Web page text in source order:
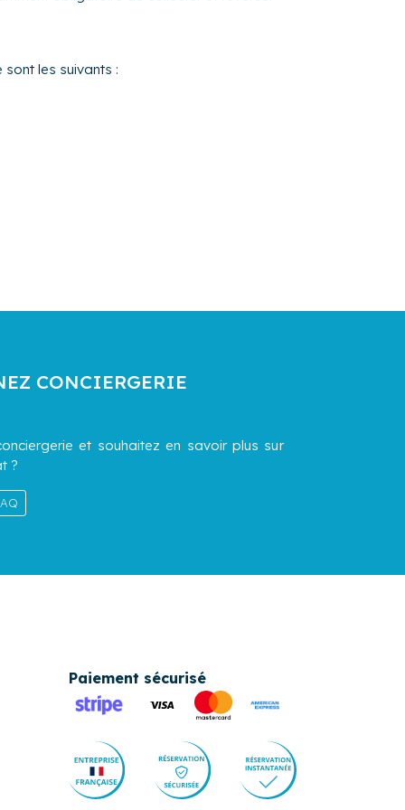
les suivants :
CONCIERGERIE
et souhaitez en savoir plus sur
?
Paiement sécurisé